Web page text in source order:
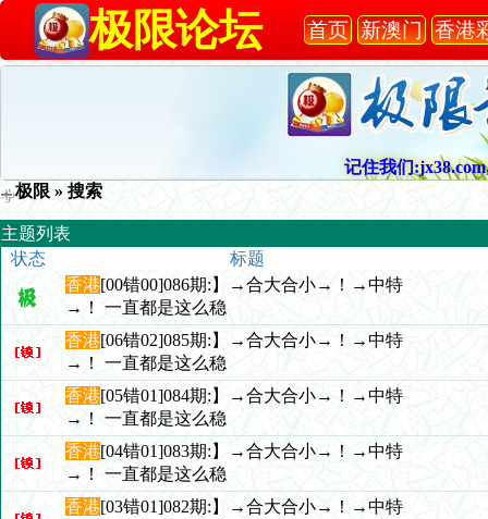
极限论坛 首页 新澳门 香港
记住我们
极限 » 搜索
主题列表
状态
标题
香港[00错00]086期:】→合大合小→！→中特
→！ 一直都是这么稳
香港[06错02]085期:】→合大合小→！→中特
→！ 一直都是这么稳
香港[05错01]084期:】→合大合小→！→中特
→！ 一直都是这么稳
香港[04错01]083期:】→合大合小→！→中特
→！ 一直都是这么稳
香港[03错01]082期:】→合大合小→！→中特